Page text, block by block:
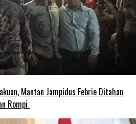
Mantan Jampidus Febrie Ditahan
Rompi